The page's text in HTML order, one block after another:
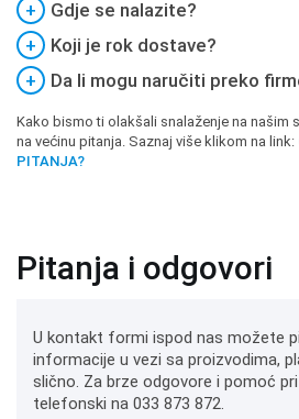
+
Gdje se nalazite?
+
Koji je rok dostave?
+
Da li mogu naručiti preko
Kako bismo ti olakšali snalaženje na našim
na većinu pitanja. Saznaj više klikom na link:
PITANJA?
Pitanja i odgovori
U kontakt formi ispod nas možete
informacije u vezi sa proizvodima,
slično. Za brze odgovore i pomoć
telefonski na 033 873 872.